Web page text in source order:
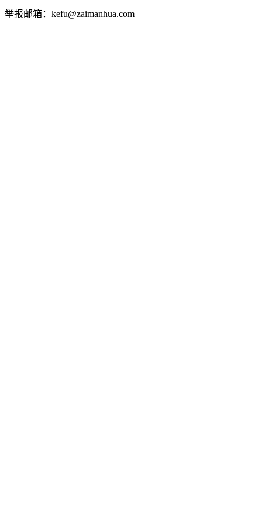
举报邮箱：kefu@zaimanhua.com